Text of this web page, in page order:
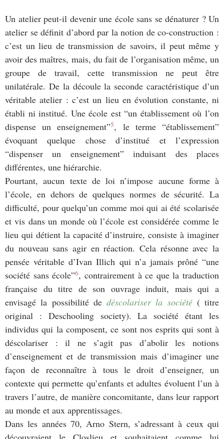
Un atelier peut-il devenir une école sans se dénaturer ? Un
atelier se définit d’abord par la notion de co-construction :
c’est un lieu de transmission de savoirs, il peut même y
avoir des maîtres, mais, du fait de l’organisation même, un
groupe de travail, cette transmission ne peut être
unilatérale. De la découle la seconde caractéristique d’un
véritable atelier : c’est un lieu en évolution constante, ni
établi ni institué. Une école est “un établissement où l’on
dispense un enseignement”5, le terme “établissement”
évoquant quelque chose d’institué et l’expression
“dispenser un enseignement” induisant des places
différentes, une hiérarchie.
Pourtant, aucun texte de loi n’impose aucune forme à
l’école, en dehors de quelques normes de sécurité. La
difficulté, pour quelqu’un comme moi qui ai été scolarisée
et vis dans un monde où l’école est considérée comme le
lieu qui détient la capacité d’instruire, consiste à imaginer
du nouveau sans agir en réaction. Cela résonne avec la
pensée véritable d’Ivan Illich qui n’a jamais prôné “une
société sans école”6, contrairement à ce que la traduction
française du titre de son ouvrage induit, mais qui a
envisagé la possibilité de déscolariser la société( titre
original : Deschooling society). La société étant les
individus qui la composent, ce sont nos esprits qui sont à
déscolariser : il ne s’agit pas d’abolir les notions
d’enseignement et de transmission mais d’imaginer une
façon de reconnaître à tous le droit d’enseigner, un
contexte qui permette qu’enfants et adultes évoluent l’un à
travers l’autre, de manière concomitante, dans leur rapport
au monde et aux apprentissages.
Dans les années 70, Arno Stern, s’adressant à ceux qui